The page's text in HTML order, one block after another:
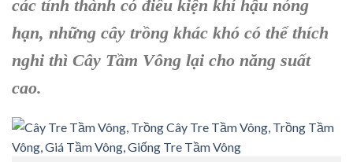
các tỉnh thành có điều kiện khí hậu nóng
hạn, những cây trồng khác khó có thể thích
nghi thì Cây Tầm Vông lại cho năng suất
cao.